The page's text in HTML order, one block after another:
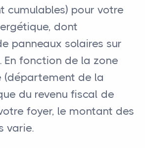
cumulables) pour votre
dont
panneaux solaires sur
En fonction de la zone
(département de la
du revenu fiscal de
foyer, le montant des
varie.